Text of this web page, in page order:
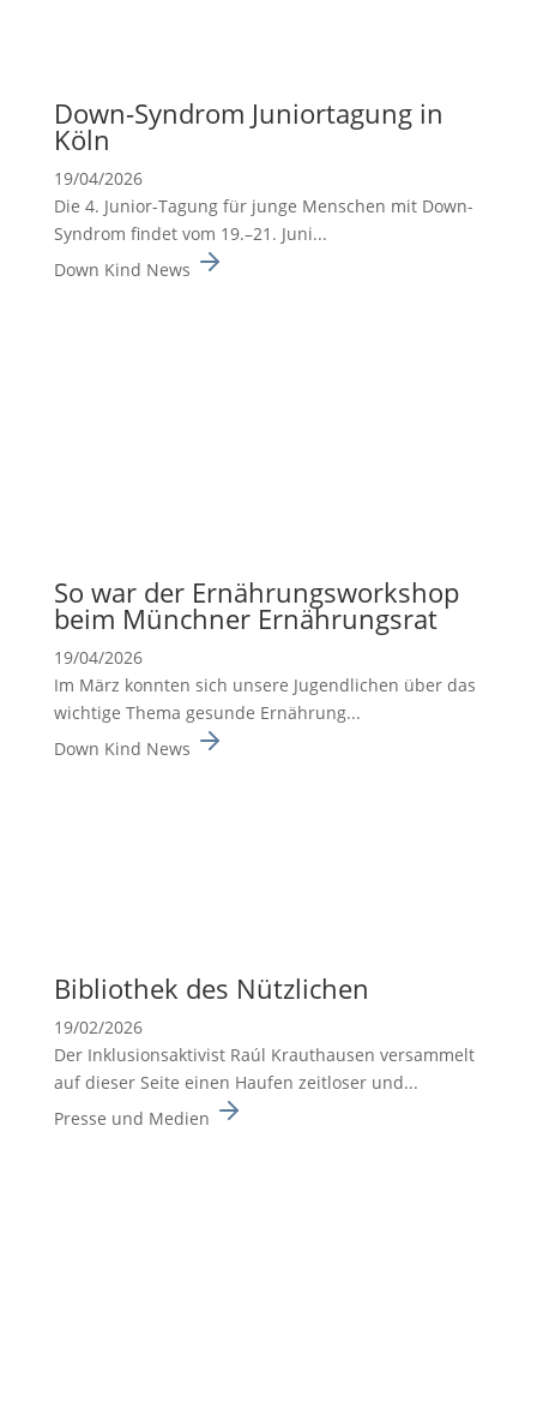
Down-Syndrom Junior­ta­gung in
Köln
19/04/2026
Die 4. Junior-Tagung für junge Menschen mit Down-
Syndrom findet vom 19.–21. Juni...
Down Kind News
So war der Ernäh­rungs­work­shop
beim Münchner Ernäh­rungsrat
19/04/2026
Im März konnten sich unsere Jugend­li­chen über das
wichtige Thema gesunde Ernäh­rung...
Down Kind News
Biblio­thek des Nützli­chen
19/02/2026
Der Inklusionsaktivist Raúl Krauthausen versammelt
auf dieser Seite einen Haufen zeitloser und...
Presse und Medien